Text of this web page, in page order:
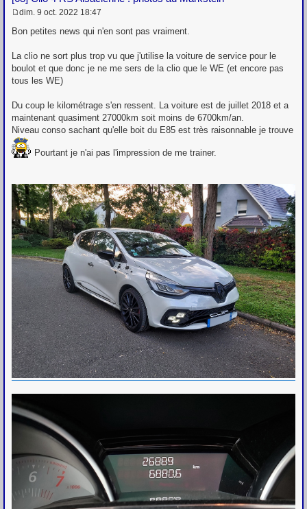
e
a
g
e
dim. 9 oct. 2022 18:47
Bon petites news qui n'en sont pas vraiment.
La clio ne sort plus trop vu que j'utilise la voiture de service pour le
boulot et que donc je ne me sers de la clio que le WE (et encore pas
tous les WE)
Du coup le kilométrage s'en ressent. La voiture est de juillet 2018 et a
maintenant quasiment 27000km soit moins de 6700km/an.
Niveau conso sachant qu'elle boit du E85 est très raisonnable je trouve
Pourtant je n'ai pas l'impression de me trainer.